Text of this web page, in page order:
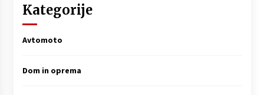
Kategorije
Avtomoto
Dom in oprema